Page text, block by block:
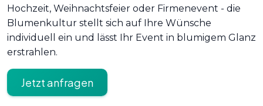
Hochzeit, Weihnachtsfeier oder Firmenevent - die
Blumenkultur stellt sich auf Ihre Wünsche
individuell ein und lässt Ihr Event in blumigem Glanz
erstrahlen.
Jetzt anfragen